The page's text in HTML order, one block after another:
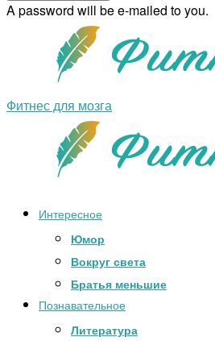
A password will be e-mailed to you.
Фитнес для мозга
Интересное
Юмор
Вокруг света
Братья меньшие
Познавательное
Литература